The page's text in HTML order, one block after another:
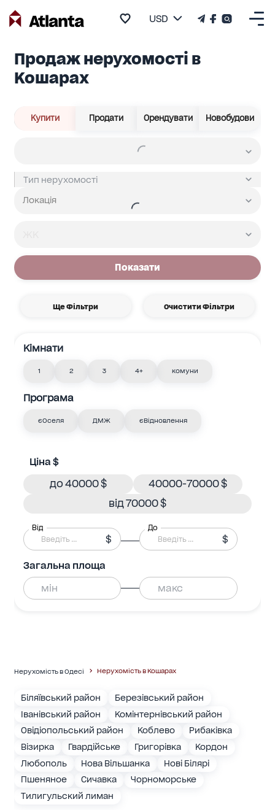
USD
Продаж нерухомості в
Кошарах
Купити Продати Орендувати Новобудови
Показати
Ще Фільтри Очистити Фільтри
Кімнати
1 2 3 4+ комуни
Програма
єОселя ДМЖ єВідновлення
Ціна $
до 40000 $
40000-70000 $
від 70000 $
Від
$
До
$
Загальна площа
Нерухомість в Одесі Нерухомість в Кошарах
Біляївський район
Березівський район
Іванівський район
Комінтернівський район
Овідіопольський район
Коблево
Рибаківка
Візирка
Гвардійське Григорівка
Кордон
Любополь
Нова Вільшанка
Нові Білярі
Пшеняное
Сичавка
Чорноморське
Тилигульский лиман